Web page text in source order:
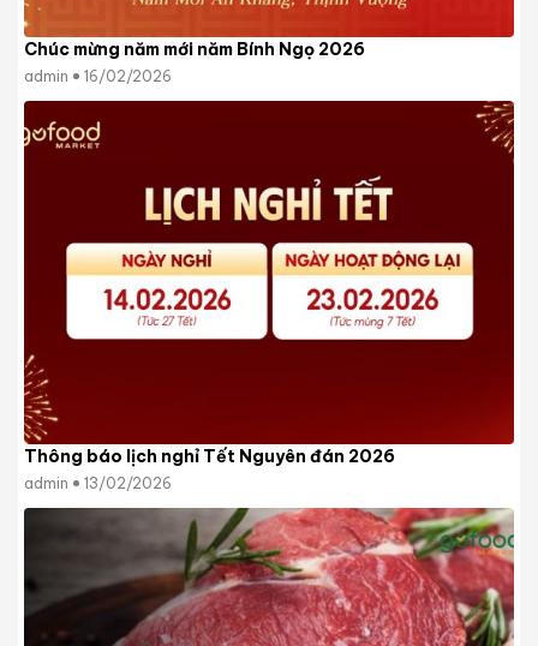
Chúc mừng năm mới năm Bính Ngọ 2026
admin 16/02/2026
Thông báo lịch nghỉ Tết Nguyên đán 2026
admin 13/02/2026